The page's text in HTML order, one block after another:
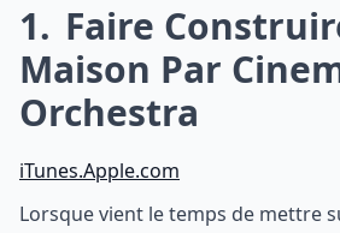
1
Faire
Maison Par
Orchestra
iTunes.Apple.com
Lorsque vient le temps de mettre